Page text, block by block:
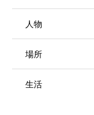
人物
場所
生活